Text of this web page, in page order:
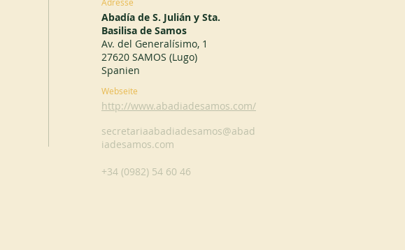
Abadía de S. Julián y Sta.
Basilisa de Samos
Av. del Generalísimo, 1
27620 SAMOS (Lugo)
Spanien
Webseite
http://www.abadiadesamos.com/
secretariaabadiadesamos@abad
iadesamos.com
+34 (0982) 54 60 46